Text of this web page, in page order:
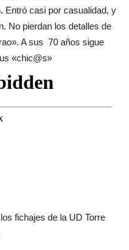
Entró casi por casualidad, y
No pierdan los detalles de
A sus 70 años sigue
«chic@s»
fichajes de la UD Torre